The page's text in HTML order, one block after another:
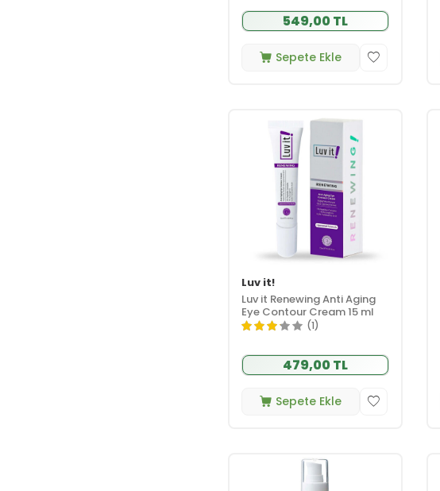
549,00 TL
Sepete Ekle
Luv it!
Luv it Renewing Anti Aging
Eye Contour Cream 15 ml
(1)
479,00 TL
Sepete Ekle